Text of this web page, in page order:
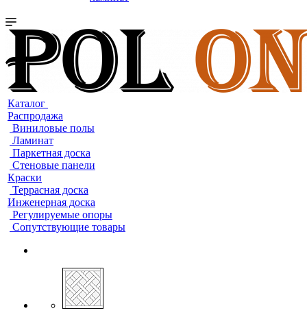
Каталог
Распродажа
Виниловые полы
Ламинат
Паркетная доска
Стеновые панели
Краски
Террасная доска
Инженерная доска
Регулируемые опоры
Сопутствующие товары